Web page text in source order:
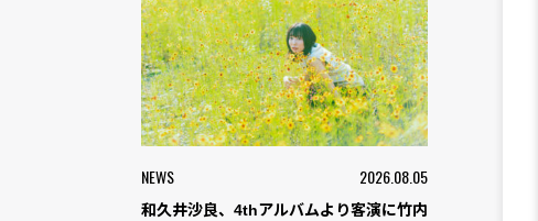
NEWS 2026.08.05
和久井沙良、4thアルバムより客演に竹内